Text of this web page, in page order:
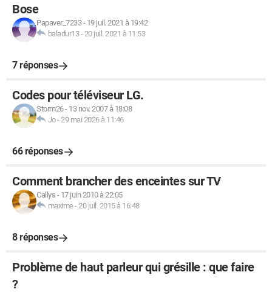
Bose
Papaver_7233- 19 juil. 2021 à 19:42
baladur13-20 juil. 2021 à 11:53
7 réponses
Codes pour téléviseur LG.
Storm26- 13 nov. 2007 à 18:08
Jo-29 mai 2026 à 11:46
66 réponses
Comment brancher des enceintes sur TV
Callys - 17 juin 2010 à 22:05
maxime-20 juil. 2015 à 16:48
8 réponses
Problème de haut parleur qui grésille : que faire
?